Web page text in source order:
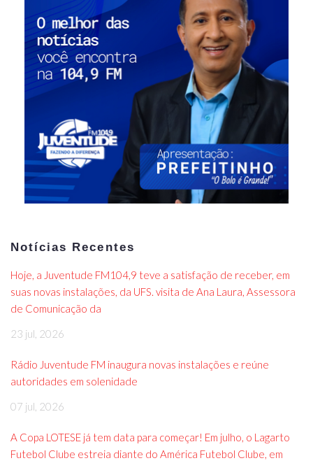
Notícias Recentes
Hoje, a Juventude FM104,9 teve a satisfação de receber, em
suas novas instalações, da UFS. visita de Ana Laura, Assessora
de Comunicação da
23 jul, 2026
Rádio Juventude FM inaugura novas instalações e reúne
autoridades em solenidade
07 jul, 2026
A Copa LOTESE já tem data para começar! Em julho, o Lagarto
Futebol Clube estreia diante do América Futebol Clube, em